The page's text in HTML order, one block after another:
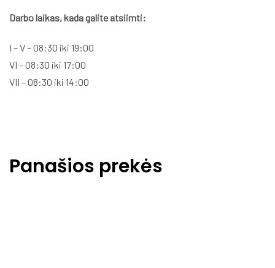
Darbo laikas, kada galite atsiimti:
I – V – 08:30 iki 19:00
VI – 08:30 iki 17:00
VII – 08:30 iki 14:00
Panašios prekės